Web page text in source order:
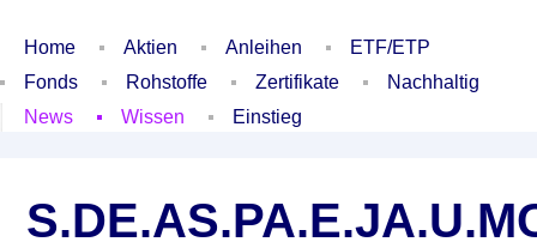
Home Aktien Anleihen
ETF/ETP
Fonds
Rohstoffe Zertifikate
Nachhaltig
News
Wissen Einstieg